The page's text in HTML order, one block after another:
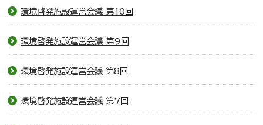
環境啓発施設運営会議 第10回
環境啓発施設運営会議 第9回
環境啓発施設運営会議 第8回
環境啓発施設運営会議 第7回